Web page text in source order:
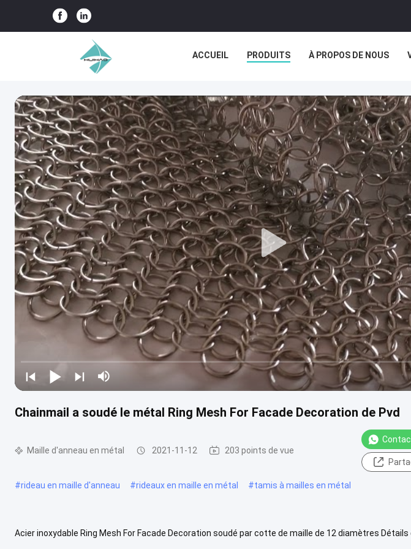
ACCUEIL PRODUITS À PROPOS DE NOUS
Chainmail a soudé le métal Ring Mesh For Facade Decoration de Pvd
Maille d'anneau en métal 2021-11-12 203 points de vue
#rideau en maille d'anneau #rideaux en maille en métal #tamis à mailles en métal
Acier inoxydable Ring Mesh For Facade Decoration soudé par cotte de maille de 12 diamètres